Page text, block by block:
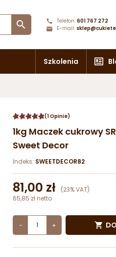
 Telefon: 601 767 272
E-mail:
Szkolenia
(1 Opinie)
1kg Maczek cukrowy
Sweet Decor
Indeks: SWEETDECOR82
81,00 zł (23% VAT)
65,85 zł netto
- + 